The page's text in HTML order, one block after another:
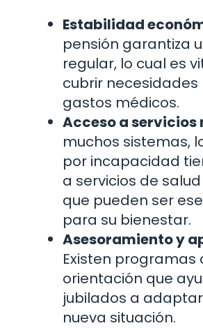
Estabilidad
pensión garantiza
regular, lo cual es
cubrir necesidades
gastos médicos.
Acceso a servicios
muchos sistemas,
por incapacidad
a servicios de
que pueden ser
para su bienestar.
Asesoramiento y
Existen programas
orientación que
jubilados a
nueva situación.